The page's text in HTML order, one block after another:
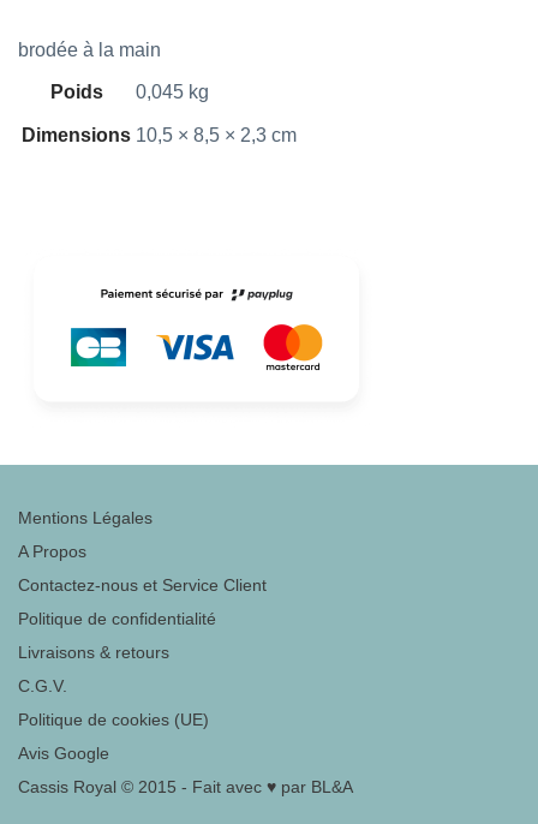
brodée à la main
Poids 0,045 kg
Dimensions 10,5 × 8,5 × 2,3 cm
Mentions Légales
A Propos
Contactez-nous et Service Client
Politique de confidentialité
Livraisons & retours
C.G.V.
Politique de cookies (UE)
Avis Google
Cassis Royal © 2015 - Fait avec ♥ par BL&A